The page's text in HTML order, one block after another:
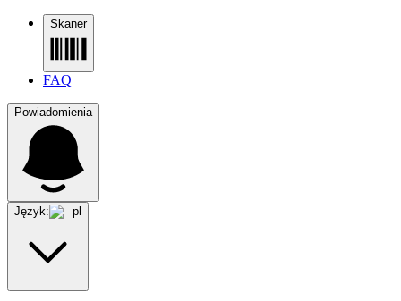
Skaner
FAQ
Powiadomienia
Język: pl